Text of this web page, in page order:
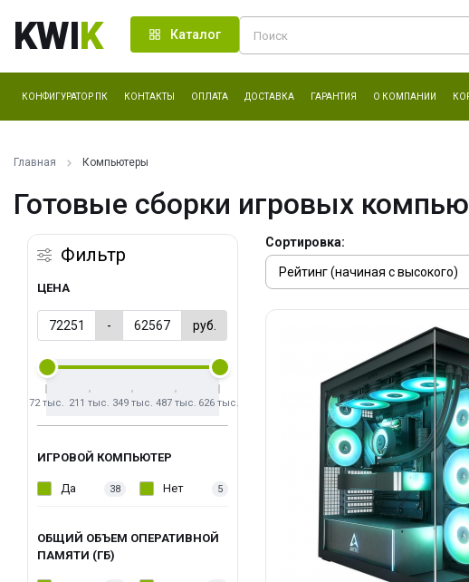
KWIK Каталог
КОНФИГУРАТОР ПК КОНТАКТЫ ОПЛАТА ДОСТАВКА ГАРАНТИЯ О КОМПАНИИ
Главная Компьютеры
Готовые сборки игровых
Фильтр
ЦЕНА
- руб.
72 тыс. 211 тыс. 349 тыс. 487 тыс. 626 тыс.
ИГРОВОЙ КОМПЬЮТЕР
Да 38 Нет 5
ОБЩИЙ ОБЪЕМ ОПЕРАТИВНОЙ
ПАМЯТИ (ГБ)
Сортировка: